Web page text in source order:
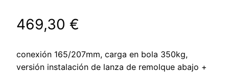
469,30 €
conexión 165/207mm, carga en bola 350kg,
versión instalación de lanza de remolque abajo +